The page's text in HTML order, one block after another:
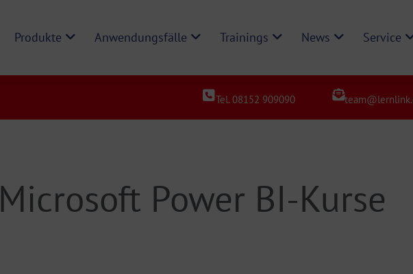
Produkte Anwendungsfälle Trainings News Service
Tel. 08152 909090
Microsoft Power BI-Kurse